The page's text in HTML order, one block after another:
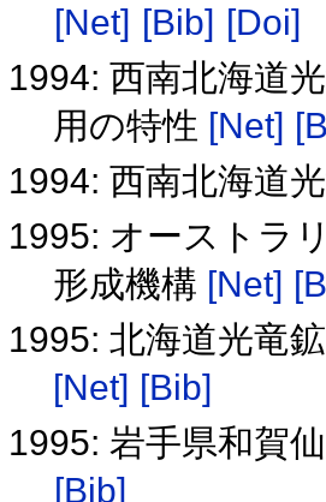
[Net] [Bib] [Doi]
1994: 西南北海道
用の特性 [Net]
1994: 西南北海道
1995: オーストラ
形成機構 [Net]
1995: 北海道光竜
[Net] [Bib]
1995: 岩手県和賀
[Bib]